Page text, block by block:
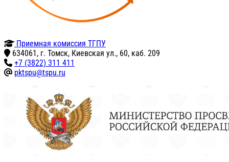
Приемная комиссия ТГПУ
634061, г. Томск, Киевская ул., 60, каб. 209
+7 (3822) 311 411
pktspu@tspu.ru